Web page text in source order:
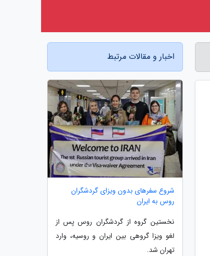
اخبار و مقالات مرتبط
شروع سفرهای بدون ویزای گردشگران
روس به ایران
نخستین گروه از گردشگران روس پس از
لغو ویزا گروهی بین ایران و روسیه، وارد
تهران شد.